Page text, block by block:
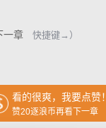
一章 快捷键→）
看的很爽，我要点赞！
赞20逐浪币再看下一章